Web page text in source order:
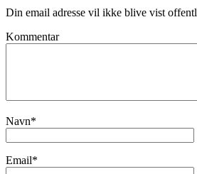
Din email adresse vil ikke blive vist
Kommentar
Navn*
Email*